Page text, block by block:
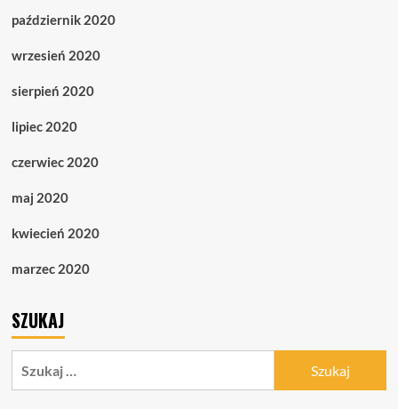
październik 2020
wrzesień 2020
sierpień 2020
lipiec 2020
czerwiec 2020
maj 2020
kwiecień 2020
marzec 2020
SZUKAJ